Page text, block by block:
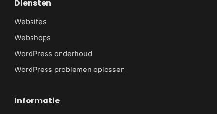
Diensten
Websites
Webshops
WordPress onderhoud
WordPress problemen oplossen
Informatie